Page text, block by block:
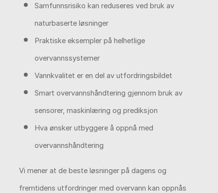
Samfunnsrisiko kan reduseres ved bruk av
naturbaserte løsninger
Praktiske eksempler på helhetlige
overvannssystemer
Vannkvalitet er en del av utfordringsbildet
Smart overvannshåndtering gjennom bruk av
sensorer, maskinlæring og prediksjon
Hva ønsker utbyggere å oppnå med
overvannshåndtering
Vi mener at de beste løsninger på dagens og
fremtidens utfordringer med overvann kan oppnås